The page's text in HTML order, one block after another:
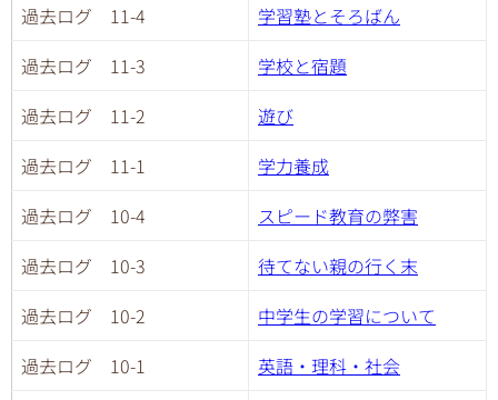
過去ログ 11-4
学習塾とそろばん
過去ログ 11-3
学校と宿題
過去ログ 11-2
遊び
過去ログ 11-1
学力養成
過去ログ 10-4
スピード教育の弊害
過去ログ 10-3
待てない親の行く末
過去ログ 10-2
中学生の学習について
過去ログ 10-1
英語・理科・社会